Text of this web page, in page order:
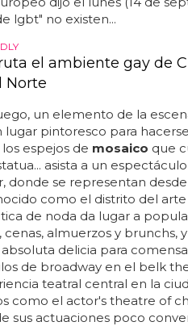
lgbt" no existen...
el ambiente gay de
Norte
un elemento de la
lugar pintoresco para
espejos de mosaico que
asista a un
donde se representan
como el distrito del arte
de noda da lugar a
almuerzos y brunchs,
delicia para
de broadway en el belk
teatral central en la
como el actor's theatre of
sus actuaciones poco